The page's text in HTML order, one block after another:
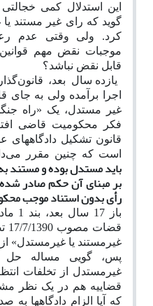
این استدلال کمی
گوید که رای غیر مستند
کرد. ولی وقتی عدم
موجبات نقض مهم
قابل نقض نباشد؟
یازده سال بعد،
اجرا برآمده ولی به جای
غیر مستدل، یک «راه
فکر محکومیت قاضی
است که چنین مقرر
باید مستدل بوده و مستند
بر مبنای آن حکم صادر
رأی بدون استناد موجب
غیرمستند یا غیرمستدل»
پس، گویی مساله حل
غیرمستدل از تخلفات
قضاییه هم در یک نظر
که آیا الزام دادگاهها